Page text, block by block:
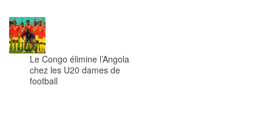
Le Congo élimine l’Angola
chez les U20 dames de
football